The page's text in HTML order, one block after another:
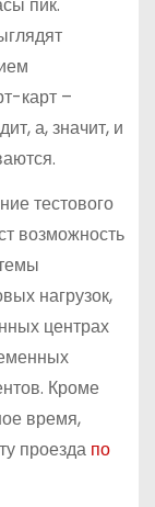
пик.
карт –
а, значит, и
тестового
возможность
нагрузок,
центрах
Кроме
время,
проезда по